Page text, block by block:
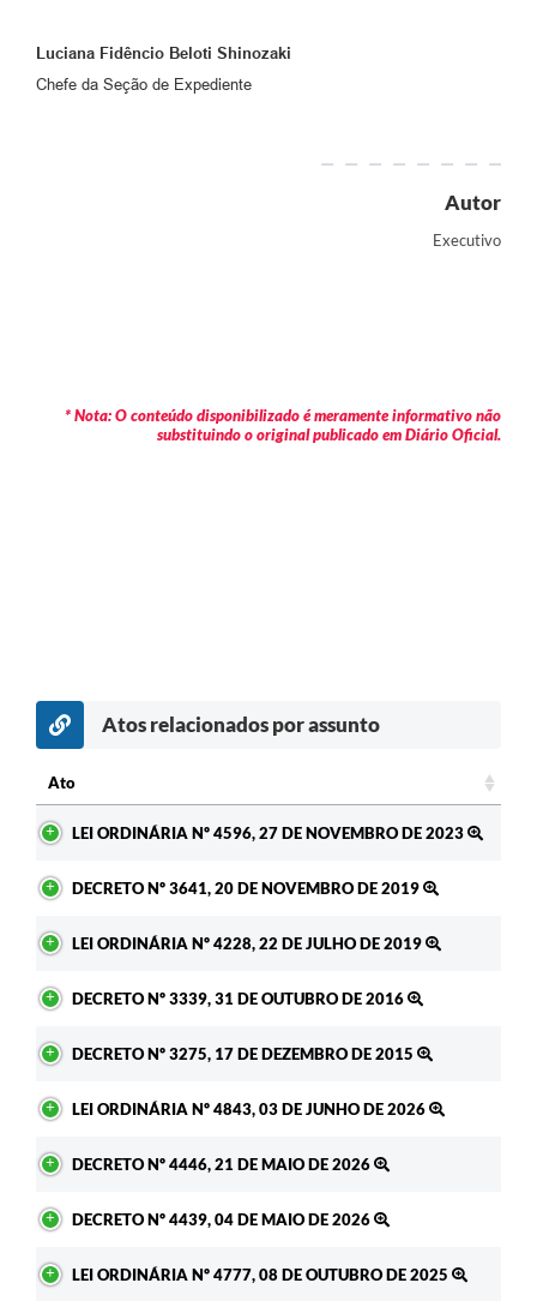
Luciana Fidêncio Beloti Shinozaki
Chefe da Seção de Expediente
Autor
Executivo
* Nota: O conteúdo disponibilizado é meramente informativo não
substituindo o original publicado em Diário Oficial.
Atos relacionados por assunto
Ato
LEI ORDINÁRIA Nº 4596, 27 DE NOVEMBRO DE 2023
DECRETO Nº 3641, 20 DE NOVEMBRO DE 2019
LEI ORDINÁRIA Nº 4228, 22 DE JULHO DE 2019
DECRETO Nº 3339, 31 DE OUTUBRO DE 2016
DECRETO Nº 3275, 17 DE DEZEMBRO DE 2015
LEI ORDINÁRIA Nº 4843, 03 DE JUNHO DE 2026
DECRETO Nº 4446, 21 DE MAIO DE 2026
DECRETO Nº 4439, 04 DE MAIO DE 2026
LEI ORDINÁRIA Nº 4777, 08 DE OUTUBRO DE 2025